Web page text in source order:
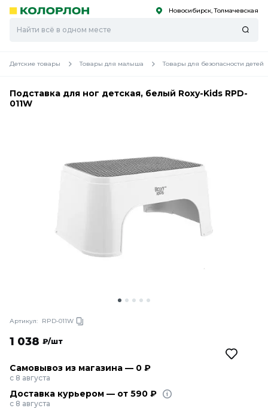
Скоро
Скоро Новосибирск, Толмачевская
Детские товары Товары для малыша Товары для безопасности детей
Подставка для ног детская, белый Roxy-Kids RPD-
011W
Артикул: RPD-011W
1 038 ₽/шт
Самовывоз из магазина — 0 ₽
с 8 августа
Доставка курьером — от 590 ₽
с 8 августа